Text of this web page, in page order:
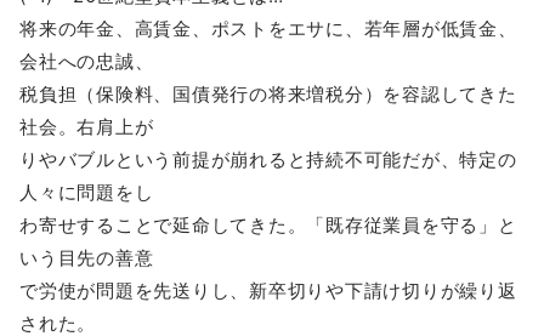
将来の年金、高賃金、ポストをエサに、若年層が低賃金、
会社への忠誠、
税負担（保険料、国債発行の将来増税分）を容認してきた
社会。右肩上が
りやバブルという前提が崩れると持続不可能だが、特定の
人々に問題をし
わ寄せすることで延命してきた。「既存従業員を守る」と
いう目先の善意
で労使が問題を先送りし、新卒切りや下請け切りが繰り返
された。